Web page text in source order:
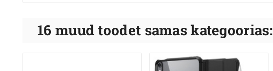
16 muud toodet samas kategoorias: